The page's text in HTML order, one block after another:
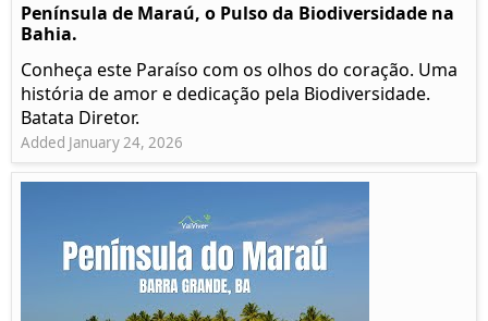
Península de Maraú, o Pulso da Biodiversidade na
Bahia.
Conheça este Paraíso com os olhos do coração. Uma
história de amor e dedicação pela Biodiversidade.
Batata Diretor.
Added January 24, 2026